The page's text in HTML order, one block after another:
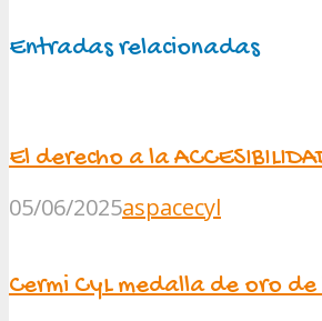
Entradas relacionadas
El derecho a la
05/06/2025aspacecyl
Cermi CyL medalla de oro